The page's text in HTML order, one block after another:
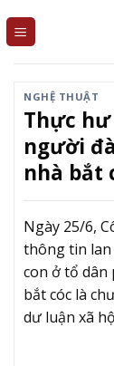
NGHỆ THUẬT
Thực
người
nhà bắt
Ngày 25/6,
thông tin lan
con ở tổ dân
bắt cóc là
dư luận xã